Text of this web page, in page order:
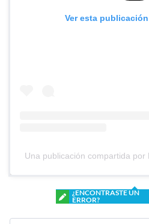
Ver esta
Una publicación compartida por
¿ENCONTRASTE UN
ERROR?